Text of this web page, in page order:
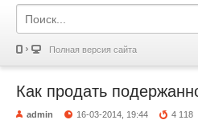
Полная версия сайта
Как продать
admin 16-03-2014, 19:44 4 118